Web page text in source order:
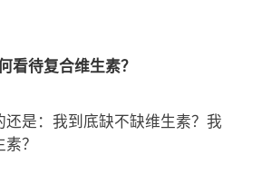
看待复合维生素？
还是：我到底缺不缺维生素？我
？